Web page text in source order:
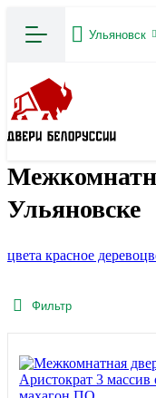
Ульяновск
Ульяновске
цвета красное дерево
Фильтр